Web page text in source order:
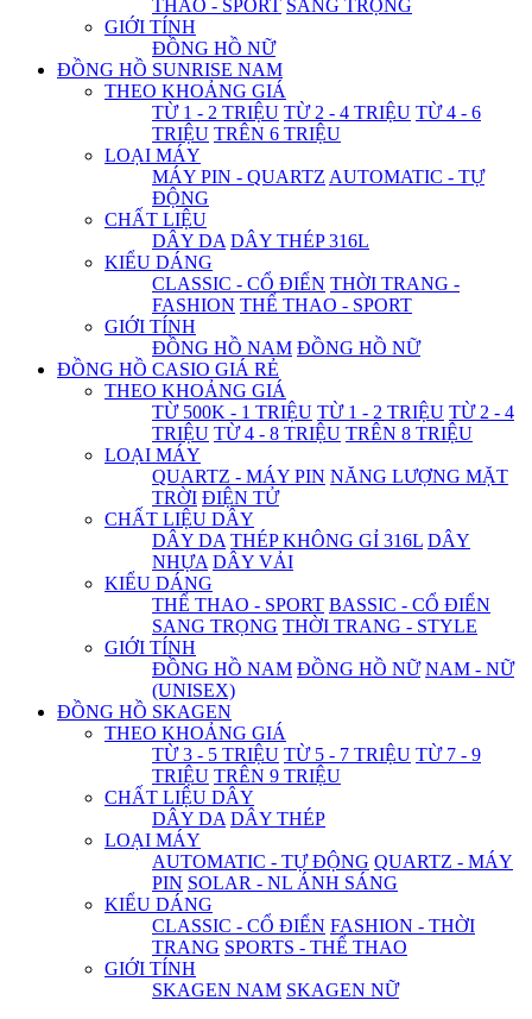
THAO - SPORT SANG TRỌNG
GIỚI TÍNH
ĐỒNG HỒ NỮ
ĐỒNG HỒ SUNRISE NAM
THEO KHOẢNG GIÁ
TỪ 1 - 2 TRIỆU TỪ 2 - 4 TRIỆU TỪ 4 - 6
TRIỆU TRÊN 6 TRIỆU
LOẠI MÁY
MÁY PIN - QUARTZ AUTOMATIC - TỰ
ĐỘNG
CHẤT LIỆU
DÂY DA DÂY THÉP 316L
KIỂU DÁNG
CLASSIC - CỔ ĐIỂN THỜI TRANG -
FASHION THỂ THAO - SPORT
GIỚI TÍNH
ĐỒNG HỒ NAM ĐỒNG HỒ NỮ
ĐỒNG HỒ CASIO GIÁ RẺ
THEO KHOẢNG GIÁ
TỪ 500K - 1 TRIỆU TỪ 1 - 2 TRIỆU TỪ 2 - 4
TRIỆU TỪ 4 - 8 TRIỆU TRÊN 8 TRIỆU
LOẠI MÁY
QUARTZ - MÁY PIN NĂNG LƯỢNG MẶT
TRỜI ĐIỆN TỬ
CHẤT LIỆU DÂY
DÂY DA THÉP KHÔNG GỈ 316L DÂY
NHỰA DÂY VẢI
KIỂU DÁNG
THỂ THAO - SPORT BASSIC - CỔ ĐIỂN
SANG TRỌNG THỜI TRANG - STYLE
GIỚI TÍNH
ĐỒNG HỒ NAM ĐỒNG HỒ NỮ NAM - NỮ
(UNISEX)
ĐỒNG HỒ SKAGEN
THEO KHOẢNG GIÁ
TỪ 3 - 5 TRIỆU TỪ 5 - 7 TRIỆU TỪ 7 - 9
TRIỆU TRÊN 9 TRIỆU
CHẤT LIỆU DÂY
DÂY DA DÂY THÉP
LOẠI MÁY
AUTOMATIC - TỰ ĐỘNG QUARTZ - MÁY
PIN SOLAR - NL ÁNH SÁNG
KIỂU DÁNG
CLASSIC - CỔ ĐIỂN FASHION - THỜI
TRANG SPORTS - THỂ THAO
GIỚI TÍNH
SKAGEN NAM SKAGEN NỮ